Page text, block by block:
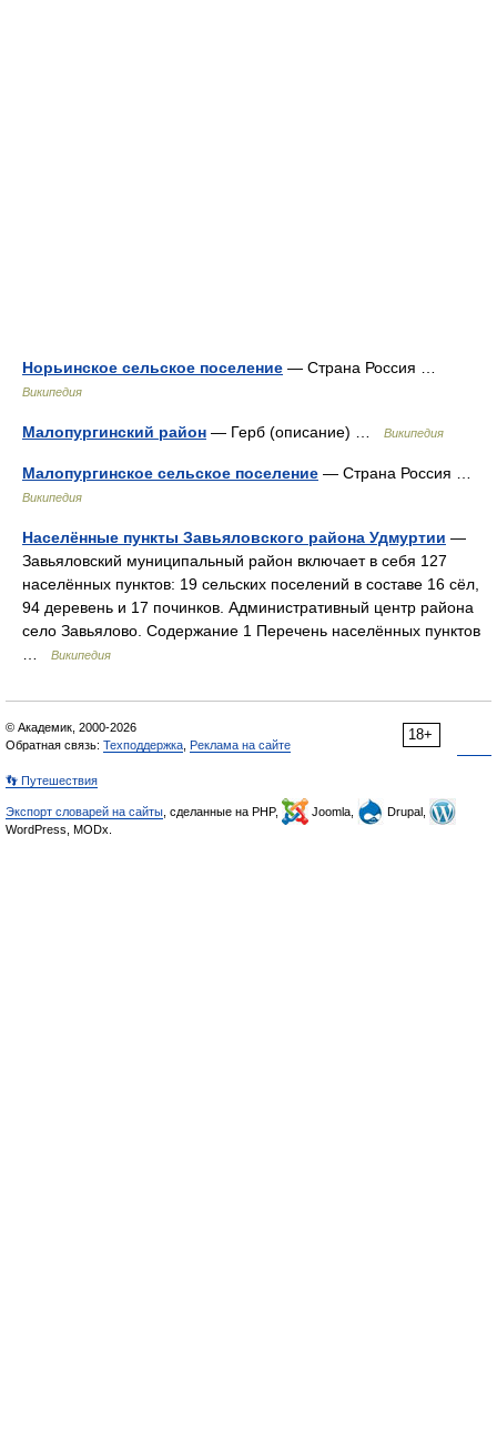
Норьинское сельское поселение — Страна Россия …
Википедия
Малопургинский район — Герб (описание) … Википедия
Малопургинское сельское поселение — Страна Россия …
Википедия
Населённые пункты Завьяловского района Удмуртии —
Завьяловский муниципальный район включает в себя 127
населённых пунктов: 19 сельских поселений в составе 16 сёл,
94 деревень и 17 починков. Административный центр района
село Завьялово. Содержание 1 Перечень населённых пунктов
Википедия
18+
© Академик, 2000-2026
Обратная связь: Техподдержка Реклама на сайте
👣 Путешествия
Экспорт словарей на сайты , сделанные на PHP, Joomla,
Drupal,
WordPress, MODx.